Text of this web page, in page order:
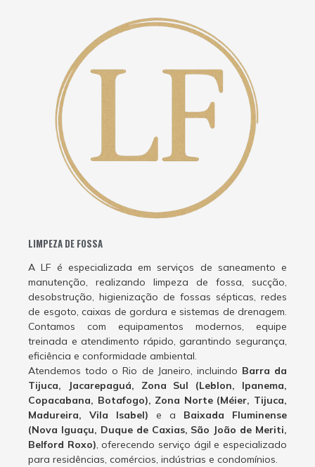
LIMPEZA DE FOSSA
A LF é especializada em serviços de saneamento e
manutenção, realizando limpeza de fossa, sucção,
desobstrução, higienização de fossas sépticas, redes
de esgoto, caixas de gordura e sistemas de drenagem.
Contamos com equipamentos modernos, equipe
treinada e atendimento rápido, garantindo segurança,
eficiência e conformidade ambiental.
Atendemos todo o Rio de Janeiro, incluindo Barra da
Tijuca, Jacarepaguá, Zona Sul (Leblon, Ipanema,
Copacabana, Botafogo), Zona Norte (Méier, Tijuca,
Madureira, Vila Isabel) e a Baixada Fluminense
(Nova Iguaçu, Duque de Caxias, São João de Meriti,
Belford Roxo), oferecendo serviço ágil e especializado
para residências, comércios, indústrias e condomínios.